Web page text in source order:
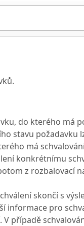
do kterého má
stavu požadavku
má
konkrétnímu
z rozbalovací
skončí s
informace pro
případě